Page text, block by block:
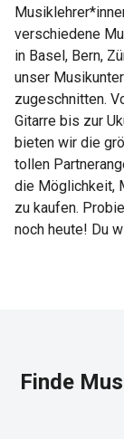
verschiedene
in Basel, Bern,
unser
zugeschnitten.
Gitarre bis zur
bieten wir die
tollen
die Möglichkeit,
zu kaufen.
noch heute! Du
Finde